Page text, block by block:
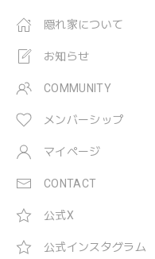
隠れ家について
お知らせ
COMMUNITY
メンバーシップ
マイページ
CONTACT
公式X
公式インスタグラム